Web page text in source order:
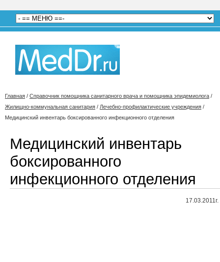
Главная / Справочник помощника санитарного врача и помощника эпидемиолога /
Жилищно-коммунальная санитария / Лечебно-профилактические учреждения /
Медицинский инвентарь боксированного инфекционного отделения
Медицинский инвентарь
боксированного
инфекционного отделения
17.03.2011г.